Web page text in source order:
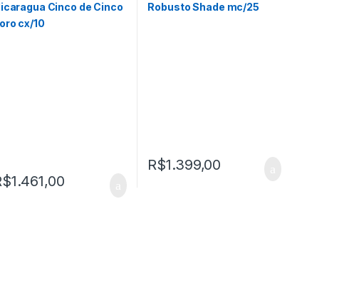
Cinco de Cinco
cx/10
1.461,00
Robusto Shade mc/25
R$1.399,00